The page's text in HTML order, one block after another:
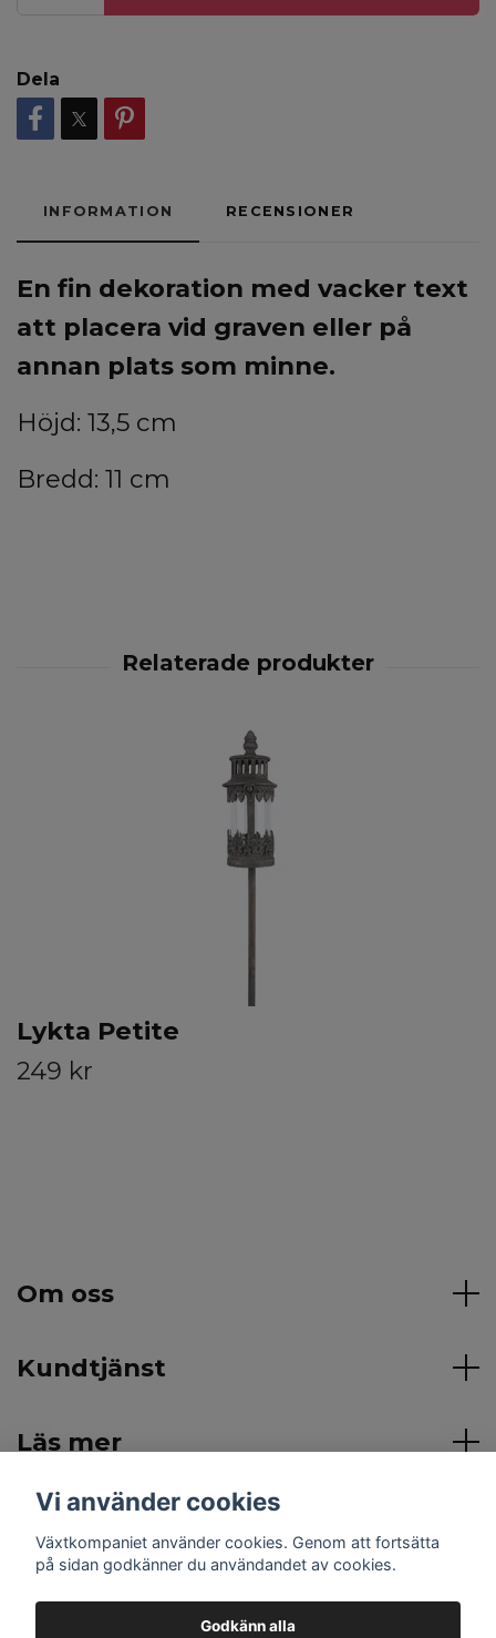
Dela
INFORMATION RECENSIONER
En fin dekoration med vacker text
att placera vid graven eller på
annan plats som minne.
Höjd: 13,5 cm
Bredd: 11 cm
Lykta Petite
249 kr
Om oss
Kundtjänst
Läs mer
Sociala medier
Vi använder cookies
Växtkompaniet använder cookies. Genom att fortsätta
på sidan godkänner du användandet av cookies.
Godkänn alla